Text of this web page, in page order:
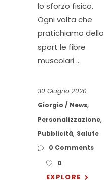
lo sforzo fisico.
Ogni volta che
pratichiamo dello
sport le fibre
muscolari
30 Giugno 2020
Giorgio
News,
Personalizzazione,
Pubblicità, Salute
0 Comments
0
EXPLORE